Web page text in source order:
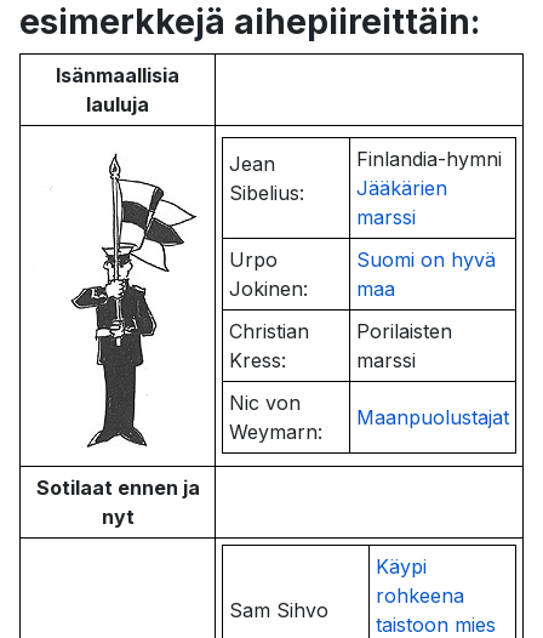
esimerkkejä aihepiireittäin:
Isänmaallisia
lauluja
Jean
Sibelius:
Finlandia-hymni
Jääkärien
marssi
Urpo
Jokinen:
Suomi on hyvä
maa
Christian
Kress:
Porilaisten
marssi
Nic von
Weymarn:
Maanpuolustajat
Sotilaat ennen ja
nyt
Sam Sihvo
Käypi
rohkeena
taistoon mies